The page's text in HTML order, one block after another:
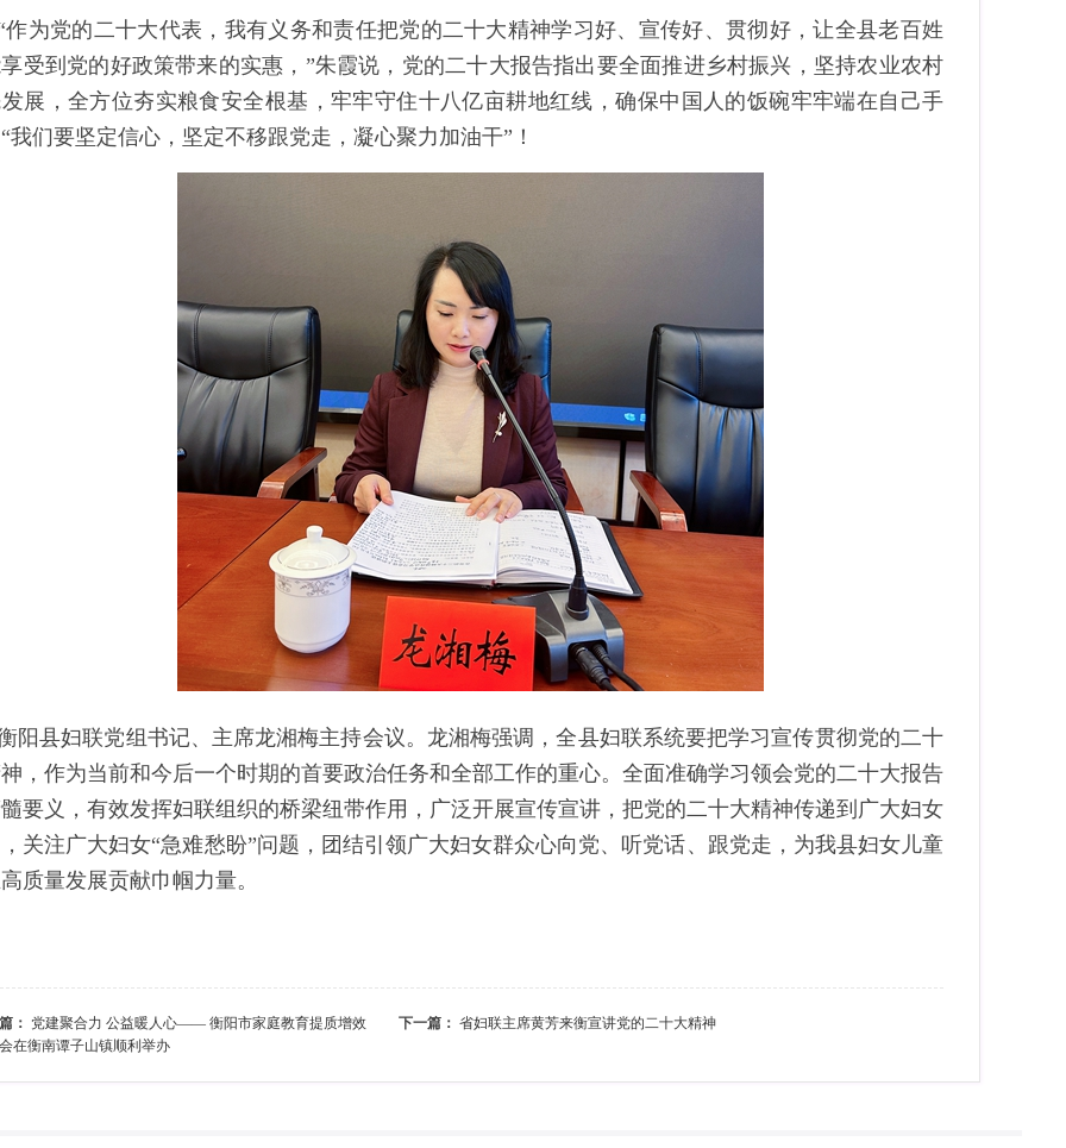
作为党的二十大代表，我有义务和责任把党的二十大精神学习好、宣传好、贯彻好，让全县老百姓
受到党的好政策带来的实惠，”朱霞说，党的二十大报告指出要全面推进乡村振兴，坚持农业农村
展，全方位夯实粮食安全根基，牢牢守住十八亿亩耕地红线，确保中国人的饭碗牢牢端在自己手
我们要坚定信心，坚定不移跟党走，凝心聚力加油干”！
阳县妇联党组书记、主席龙湘梅主持会议。龙湘梅强调，全县妇联系统要把学习宣传贯彻党的二十
，作为当前和今后一个时期的首要政治任务和全部工作的重心。全面准确学习领会党的二十大报告
要义，有效发挥妇联组织的桥梁纽带作用，广泛开展宣传宣讲，把党的二十大精神传递到广大妇女
关注广大妇女“急难愁盼”问题，团结引领广大妇女群众心向党、听党话、跟党走，为我县妇女儿童
质量发展贡献巾帼力量。
： 党建聚合力 公益暖人心—— 衡阳市家庭教育提质增效
在衡南谭子山镇顺利举办
下一篇： 省妇联主席黄芳来衡宣讲党的二十大精神